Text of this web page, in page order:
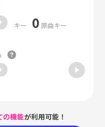
キー 0 原曲キー
の機能が利用可能！